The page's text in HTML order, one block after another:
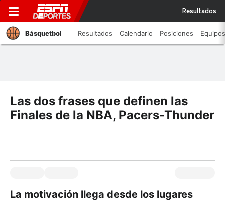
Resultados
Básquetbol Resultados Calendario Posiciones Equipos
Las dos frases que definen las
Finales de la NBA, Pacers-Thunder
La motivación llega desde los lugares